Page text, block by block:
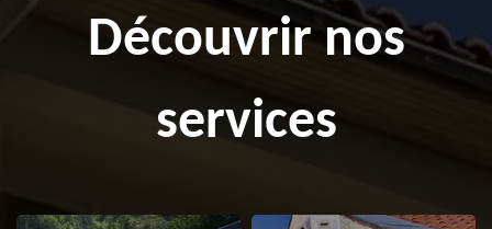
Découvrir nos
services